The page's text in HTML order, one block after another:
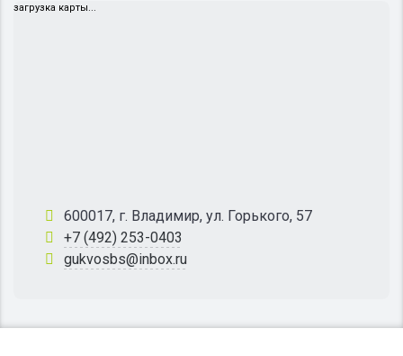
загрузка карты...
600017, г. Владимир, ул. Горького, 57
+7 (492) 253-0403
gukvosbs@inbox.ru